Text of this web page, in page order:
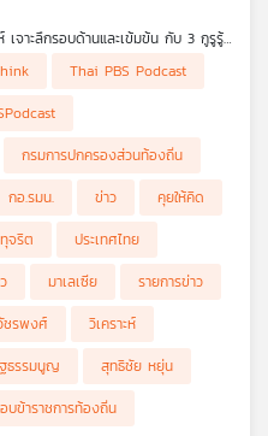
เจาะลึกรอบด้านและเข้มข้น กับ 3 กูรูรู้
ก.กู้เงิน 4 แสนล้านบาท" ผ่านฉลุยไม่ขัด
" ขอเช็กองค์ประชุมด้วยตัวเอง
ภารับร่างกฎหมายนิรโทษกรรม
น" ระเบิดลูกใหญ่รัฐบาลอนุทิน
ณ "ไทยกำลังติดกับดักการจัดทำงบ
าล "ปรับ ลด ยุบ" หน่วยงานต่าง ๆ เพื่อ
อยุบ กอ.รมน. ภารกิจซ้ำซ้อน-ไม่เห็นผล
Thai PBS Podcast
กรมการปกครองส่วนท้องถิ่น
กอ.รมน. ข่าว
คุยให้คิด
ทุจริต
ประเทศไทย
มาเลเซีย
รายการข่าว
ชรพงศ์
วิเคราะห์
ธรรมนูญ
สุทธิชัย หยุ่น
บข้าราชการท้องถิ่น